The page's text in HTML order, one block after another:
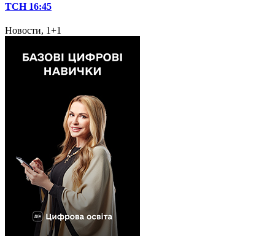
ТСН 16:45
Новости, 1+1